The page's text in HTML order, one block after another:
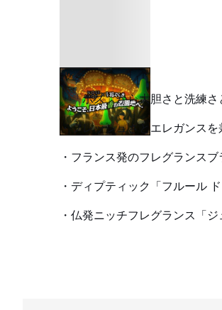
「ボス」から大胆さと洗練
フレッシュさとエレガンス
フランス発のフレグランス
ディプティック「フルール
仏発ニッチフレグランス「